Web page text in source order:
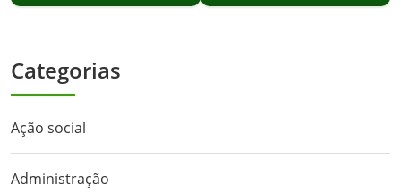
Categorias
Ação social
Administração